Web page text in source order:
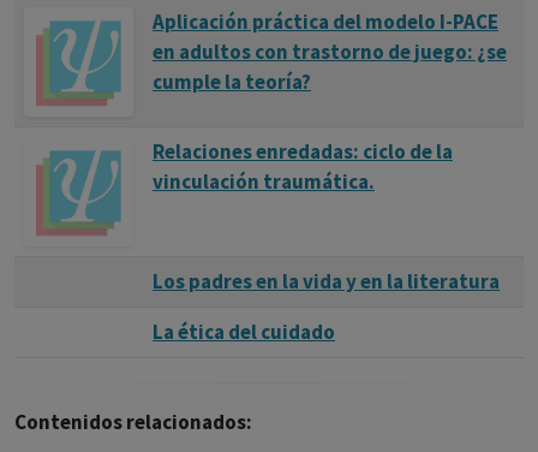
Aplicación práctica del modelo I-PACE
en adultos con trastorno de juego: ¿se
cumple la teoría?
Relaciones enredadas: ciclo de la
vinculación traumática.
Los padres en la vida y en la literatura
La ética del cuidado
Contenidos relacionados: